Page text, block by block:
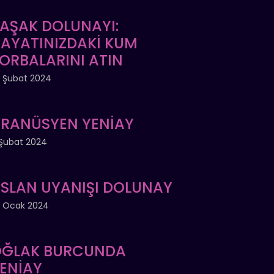
DOLUNAYI:
KUM
ATIN
Şubat 2024
YENİAY
2024
UYANIŞI DOLUNAY
Ocak 2024
BURCUNDA